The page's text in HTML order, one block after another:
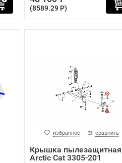
(8589.29 P)
избранное сравнить
Крышка пылезащитная
Arctic Cat 3305-201